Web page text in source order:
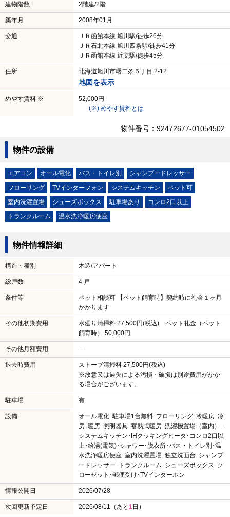
建物階数 2階建/2階
築年月 2008年01月
交通
ＪＲ函館本線 旭川駅/徒歩26分
ＪＲ石北本線 旭川四条駅/徒歩41分
ＪＲ函館本線 近文駅/徒歩45分
住所 北海道旭川市曙二条５丁目 2-12
地図を表示
めやす賃料 ※
52,000円
(※) めやす賃料とは
物件番号：92472677-01054502
物件の設備
エアコン オール電化 バス・トイレ別
シャンプードレッサー
フローリング
TVインターフォン システムキッチン
ペット可
室内洗濯置場
シューズボックス 駐車場あり
コンロ2口以上
トランクルーム
温水洗浄暖房便座
物件情報詳細
構造・種別 木造/アパート
総戸数 4 戸
条件等
ペット相談可 【ペット飼育時】契約時に礼金１ヶ月
かかります
その他初期費用
水廻り清掃料 27,500円(税込) ペット礼金（ペット
飼育時） 50,000円
その他月額費用 －
退去時費用
ストーブ清掃料 27,500円(税込)
※故意又は過失による汚損・破損は別途費用がかか
る場合がございます。
駐車場 有
設備
オール電化･駐車場1台無料･フローリング･冷暖房･冷
房･暖房･照明器具･蓄熱式暖房･洗濯機置場（室内）･
システムキッチン･IHクッキングヒータ･コンロ2口以
上･給湯(電気)･シャワー･脱衣所･バス・トイレ別･温
水洗浄暖房便座･室内洗濯置場･独立洗面台･シャンプ
ードレッサー･トランクルーム･シューズボックス･ク
ローゼット･郵便受け･TVインターホン
情報公開日 2026/07/28
次回更新予定日 2026/08/11（あと1 日）